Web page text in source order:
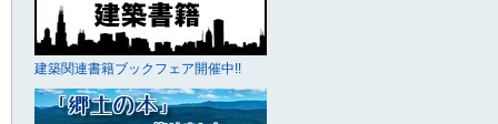
建築関連書籍ブックフェア開催中!!